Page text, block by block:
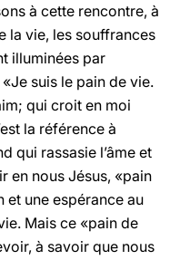
à cette rencontre, à
la vie, les souffrances
illuminées par
suis le pain de vie.
qui croit en moi
la référence à
qui rassasie l’âme et
en nous Jésus, «pain
et une espérance au
Mais ce «pain de
à savoir que nous